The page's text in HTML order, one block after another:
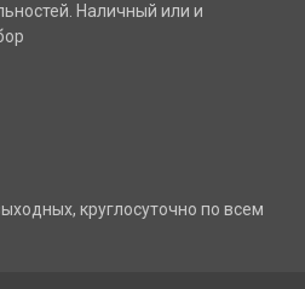
Наличный или и
круглосуточно по всем